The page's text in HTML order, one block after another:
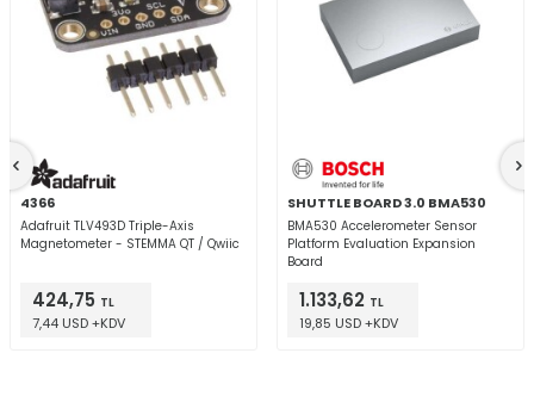
4366
Adafruit TLV493D Triple-Axis
Magnetometer - STEMMA QT / Qwiic
424,75 TL
7,44 USD +KDV
SHUTTLE BOARD 3.0 BMA530
BMA530 Accelerometer Sensor
Platform Evaluation Expansion
Board
1.133,62 TL
19,85 USD +KDV